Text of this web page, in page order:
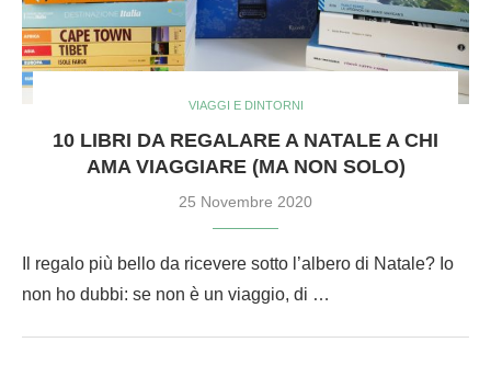
VIAGGI E DINTORNI
10 LIBRI DA REGALARE A NATALE A CHI
AMA VIAGGIARE (MA NON SOLO)
25 Novembre 2020
Il regalo più bello da ricevere sotto l’albero di Natale? Io
non ho dubbi: se non è un viaggio, di …